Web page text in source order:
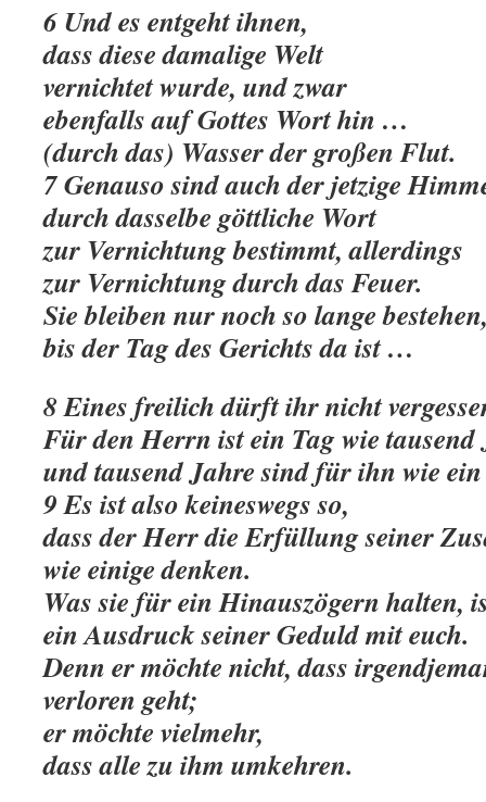
6 Und es entgeht ihnen,
dass diese damalige Welt
vernichtet wurde, und zwar
ebenfalls auf Gottes Wort hin …
(durch das) Wasser der großen Flut.
7 Genauso sind auch der jetzige
durch dasselbe göttliche Wort
zur Vernichtung bestimmt, allerdings
zur Vernichtung durch das Feuer.
Sie bleiben nur noch so lange
bis der Tag des Gerichts da ist …
8 Eines freilich dürft ihr nicht
Für den Herrn ist ein Tag wie tausend
und tausend Jahre sind für ihn wie
9 Es ist also keineswegs so,
dass der Herr die Erfüllung seiner
wie einige denken.
Was sie für ein Hinauszögern halten,
ein Ausdruck seiner Geduld mit euch.
Denn er möchte nicht, dass
verloren geht;
er möchte vielmehr,
dass alle zu ihm umkehren.